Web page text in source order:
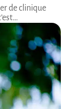
de clinique
…